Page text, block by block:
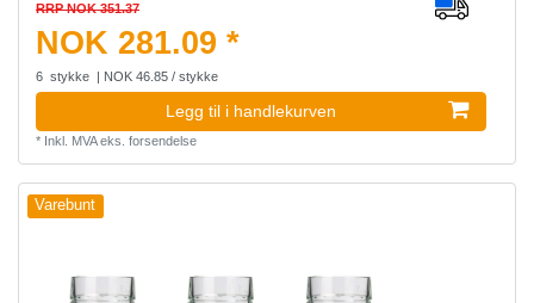
RRP NOK 351.37
NOK 281.09 *
6 stykke | NOK 46.85 / stykke
Legg til i handlekurven
* Inkl. MVAeks. forsendelse
Varebunt